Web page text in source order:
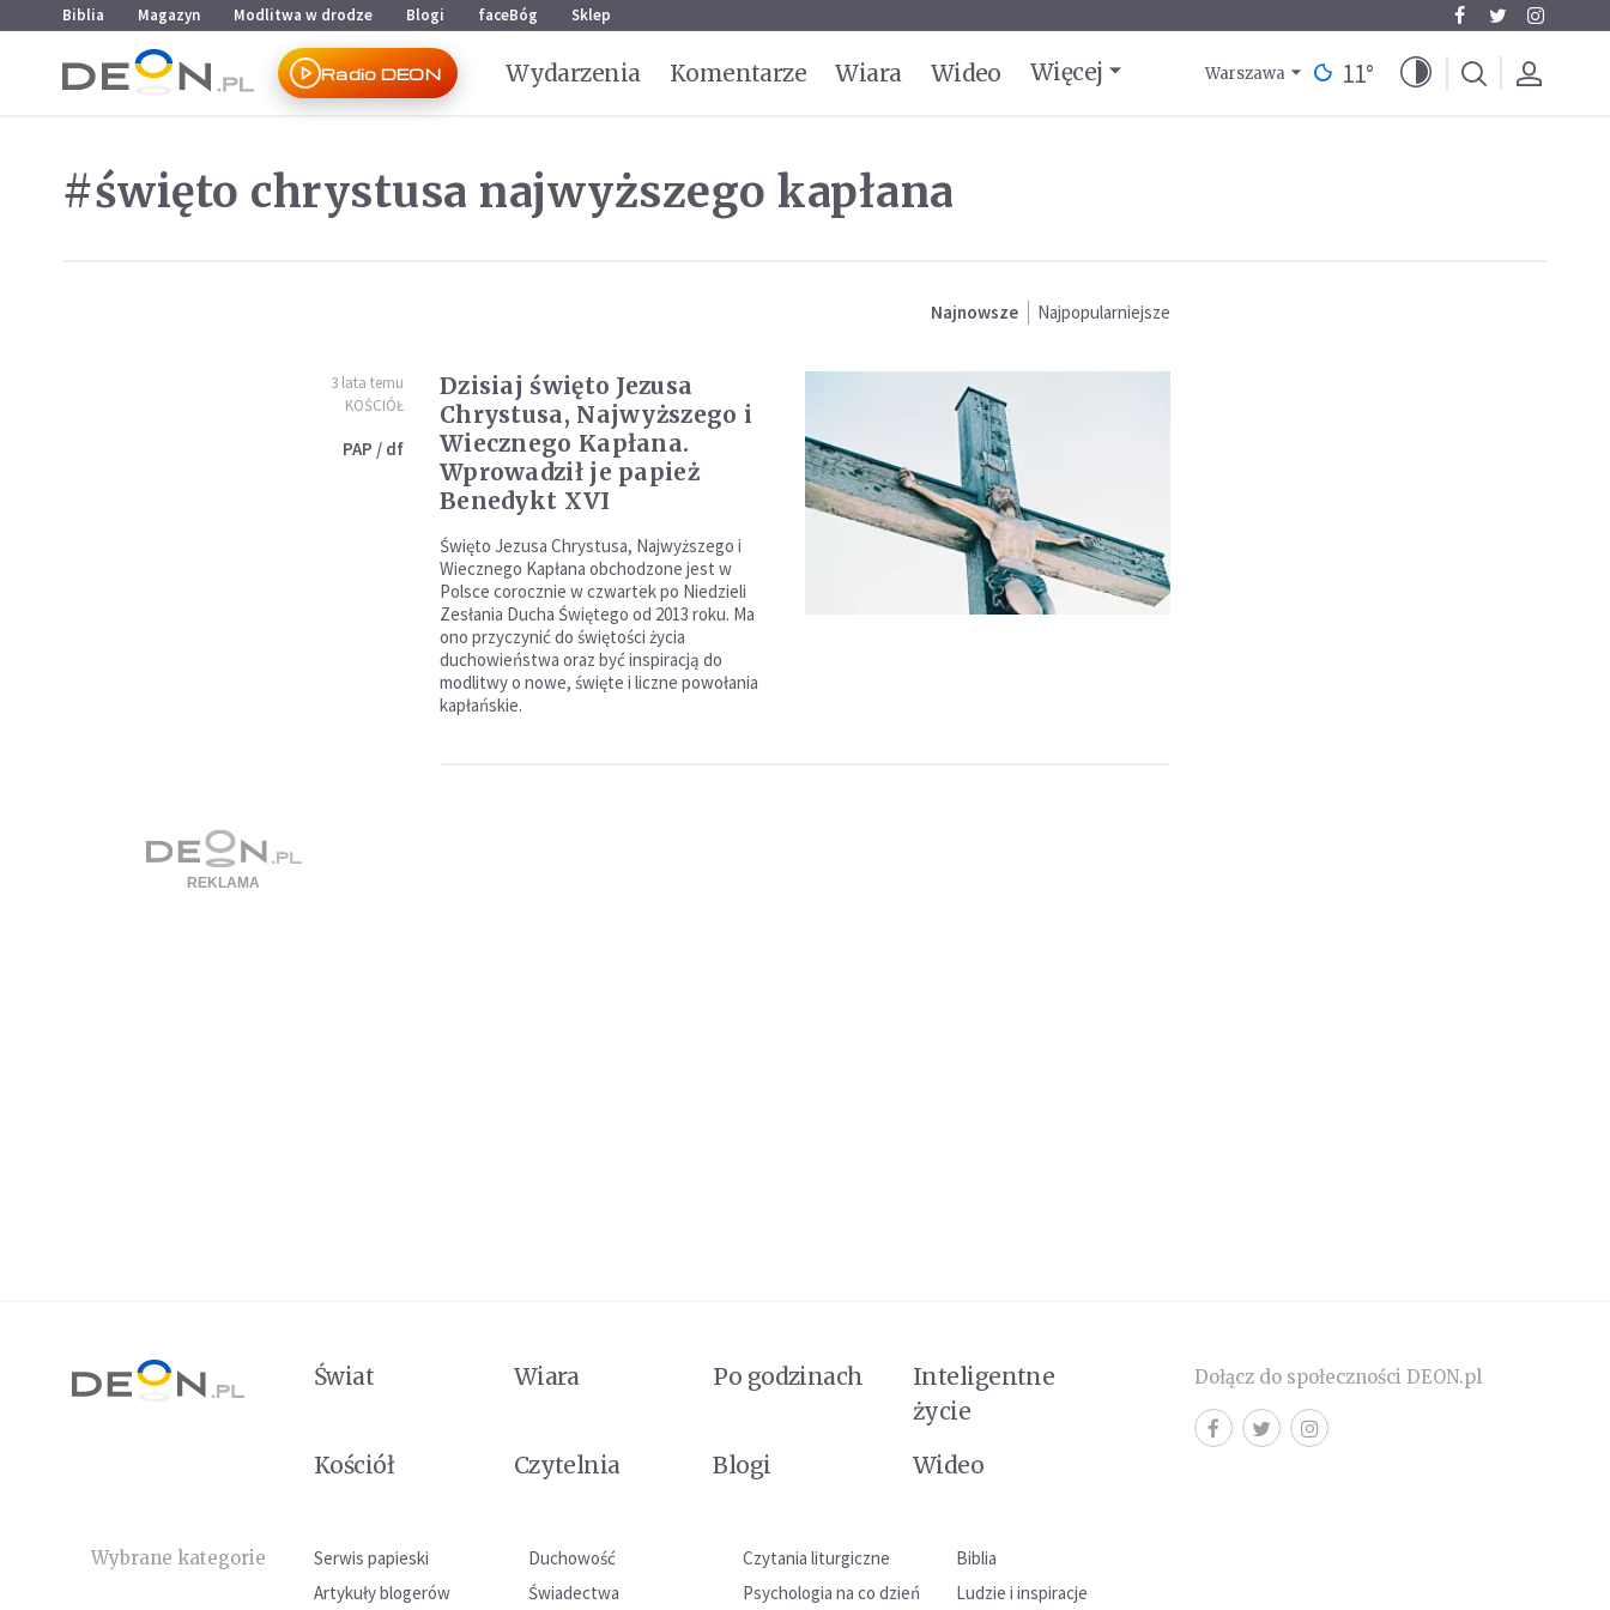
Przejdź do menu głównego
Przejdź do treści
Biblia Magazyn Modlitwa w drodze Blogi faceBóg Sklep
Radio DEON Wydarzenia Komentarze Wiara Wideo Więcej Warszawa 11°
#święto chrystusa najwyższego kapłana
Najnowsze Najpopularniejsze
3 lata temu
KOŚCIÓŁ
PAP / df
Dzisiaj święto Jezusa
Chrystusa, Najwyższego i
Wiecznego Kapłana.
Wprowadził je papież
Benedykt XVI
Święto Jezusa Chrystusa, Najwyższego i
Wiecznego Kapłana obchodzone jest w
Polsce corocznie w czwartek po Niedzieli
Zesłania Ducha Świętego od 2013 roku. Ma
ono przyczynić do świętości życia
duchowieństwa oraz być inspiracją do
modlitwy o nowe, święte i liczne powołania
kapłańskie.
Świat Wiara Po godzinach
Inteligentne
życie
Kościół
Czytelnia Blogi Wideo
Wybrane kategorie Serwis papieski Duchowość Czytania liturgiczne
Biblia
Artykuły blogerów
Świadectwa Psychologia na co dzień Ludzie i inspiracje
Dołącz do społeczności DEON.pl